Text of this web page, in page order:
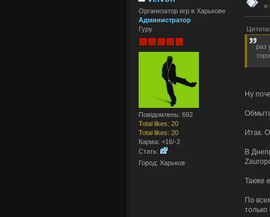
Организатор игр в Харькове
Администратор
Гуру
Повідомлень: 692
Total likes: 20
Total likes: 20
Карма: +16/-2
Стать:
Город: Харьков
«
раз
Ну
Обмыть
Итак.
В
Также
По
только